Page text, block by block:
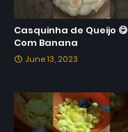
Casquinha de Queijo 😋
Com Banana
June 13, 2023